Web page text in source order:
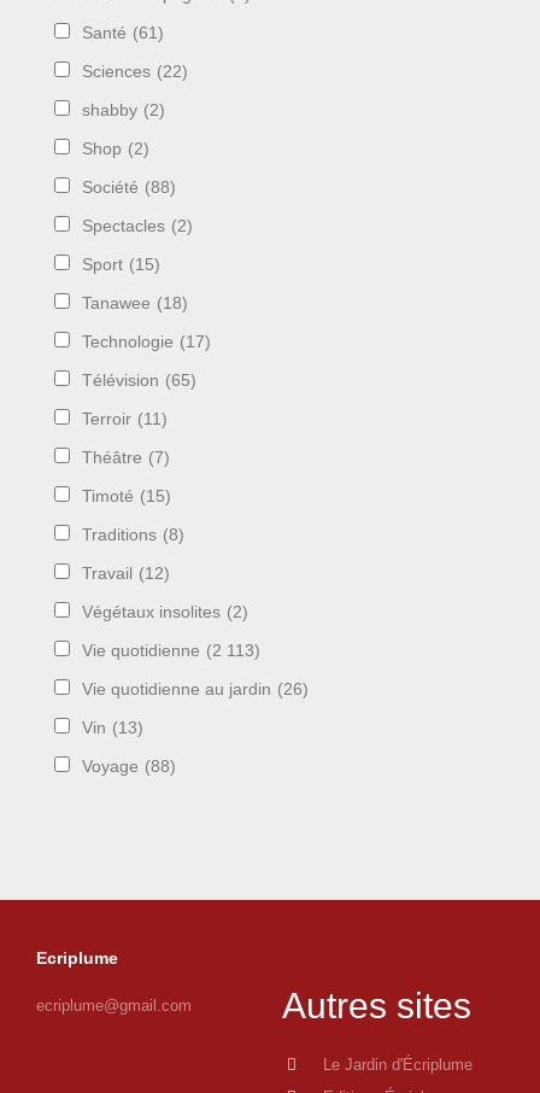
Santé (61)
Sciences (22)
shabby (2)
Shop (2)
Société (88)
Spectacles (2)
Sport (15)
Tanawee (18)
Technologie (17)
Télévision (65)
Terroir (11)
Théâtre (7)
Timoté (15)
Traditions (8)
Travail (12)
Végétaux insolites (2)
Vie quotidienne (2 113)
Vie quotidienne au jardin (26)
Vin (13)
Voyage (88)
Ecriplume
ecriplume@gmail.com Autres sites
Le Jardin d'Écriplume